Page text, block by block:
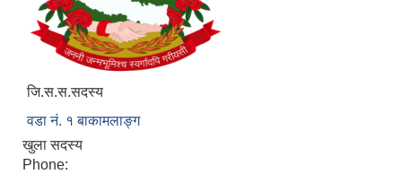
जि.स.स.सदस्य
वडा नं. १ बाकामलाङ्ग
खुला सदस्य
Phone: